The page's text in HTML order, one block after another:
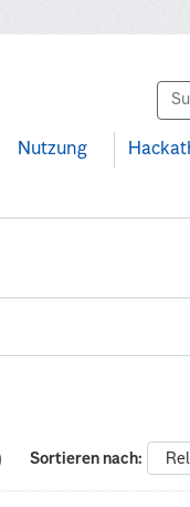
Nutzung
Sortieren nach